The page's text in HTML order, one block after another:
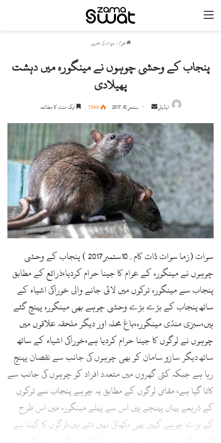
ھوم / سوات کی خبریں
پنجاب کے وحشی چوہوں نے مینگورہ میں دہشت
پھیلادی
ایڈیٹر
n
d
a
n
e
m
a
i
l
ستمبر 10, 2017 1,549 ایک منٹ کا مطالعہ
سوات (زما سوات ڈاٹ کام۔10ستمبر2017 ) پنجاب کے وحشی
چوہوں نے مینگورہ کے عوام کا جینا حرام کردیا،ذرائع کے مطابق
پنجاب سے مینگورہ ٹرکوں میں لائی جانے والی خوراکی اشیاء کے
ساتھ پنجاب کے بڑے بڑے وحشی چوہے بھی مینگورہ پہنچ گئے
ہیں،سبزی منڈی مینگورہ،باغ محلہ اور دیگر ملحقہ علاقوں میں
چوہوں نے لوگوں کا جینا حرام کردیا ہے،خوراکی اشیاء کے ساتھ
ساتھ دیگر سازو سامان کو بھی چوہوں کی جانب سے نقصان پہنچ
رہا ہے جبکہ کئی گھروں میں متعدد افراد کو چوہوں کی جانب سے
کاٹا گیا ہے، مقامی لوگوں کے مطابق یہ چوہے پنجاب سے ٹرکوں
کے ذریعے یہاں پہنچے ہیں اس سے پہلے مینگورہ میں اس طرح
کے بڑے چوہے کہیں بھی دکھائی نہیں دئے ہیں،لوگوں کا کہنا ہے